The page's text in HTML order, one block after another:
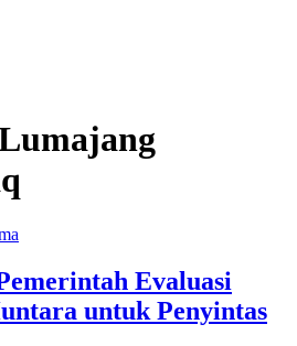
Evaluasi
untuk Penyintas